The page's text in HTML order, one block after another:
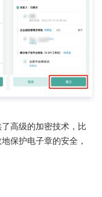
高级的加密技术，比
保护电子章的安全，